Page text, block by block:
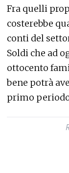
Fra quelli
costerebbe
conti del
Soldi che ad
ottocento
bene potrà
primo